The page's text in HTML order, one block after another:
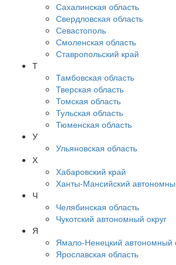
Сахалинская область
Свердловская область
Севастополь
Смоленская область
Ставропольский край
Т
Тамбовская область
Тверская область
Томская область
Тульская область
Тюменская область
У
Ульяновская область
Х
Хабаровский край
Ханты-Мансийский
Ч
Челябинская область
Чукотский автономный округ
Я
Ямало-Ненецкий автономный
Ярославская область